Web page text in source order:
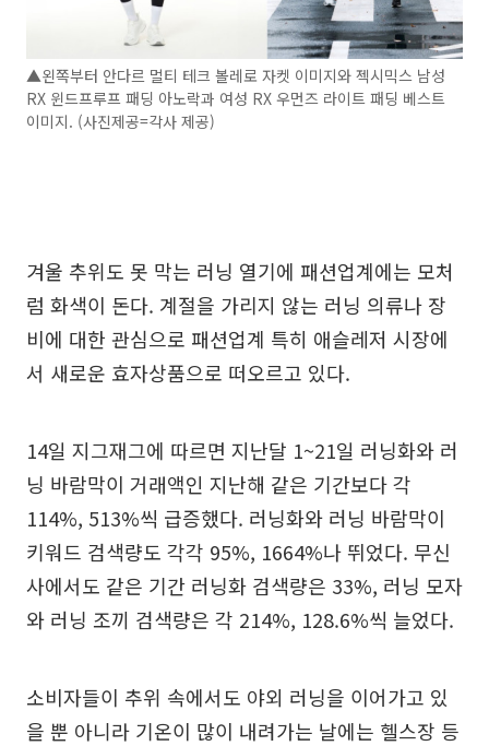
▲왼쪽부터 안다르 멀티 테크 볼레로 자켓 이미지와 젝시믹스 남성
RX 윈드프루프 패딩 아노락과 여성 RX 우먼즈 라이트 패딩 베스트
이미지. (사진제공=각사 제공)
겨울 추위도 못 막는 러닝 열기에 패션업계에는 모처
럼 화색이 돈다. 계절을 가리지 않는 러닝 의류나 장
비에 대한 관심으로 패션업계 특히 애슬레저 시장에
서 새로운 효자상품으로 떠오르고 있다.
14일 지그재그에 따르면 지난달 1~21일 러닝화와 러
닝 바람막이 거래액인 지난해 같은 기간보다 각
114%, 513%씩 급증했다. 러닝화와 러닝 바람막이
키워드 검색량도 각각 95%, 1664%나 뛰었다. 무신
사에서도 같은 기간 러닝화 검색량은 33%, 러닝 모자
와 러닝 조끼 검색량은 각 214%, 128.6%씩 늘었다.
소비자들이 추위 속에서도 야외 러닝을 이어가고 있
을 뿐 아니라 기온이 많이 내려가는 날에는 헬스장 등